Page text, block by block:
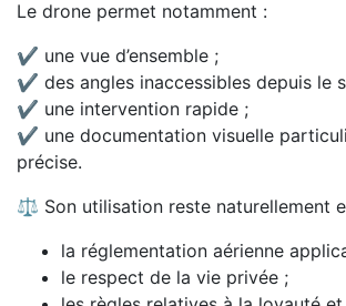
Le drone permet notamment :
✔ une vue d’ensemble ;
✔ des angles inaccessibles depuis le
✔ une intervention rapide ;
✔ une documentation visuelle
précise.
⚖️ Son utilisation reste naturellement
la réglementation aérienne
le respect de la vie privée ;